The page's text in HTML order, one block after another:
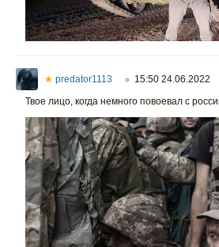
★ predator1113 ○ 15:50 24.06.2022
Твое лицо, когда немного повоевал с